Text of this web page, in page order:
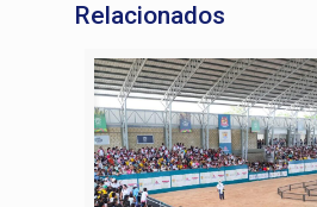
Relacionados